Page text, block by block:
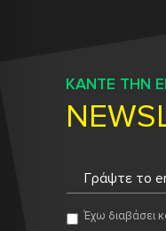
ΚΑΝΤΕ ΤΗΝ
Έχω διαβάσει